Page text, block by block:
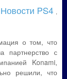
Новости PS4
о том, что
партнерство с
Konami,
решили, что